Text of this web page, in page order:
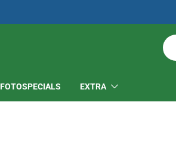
FOTOSPECIALS EXTRA